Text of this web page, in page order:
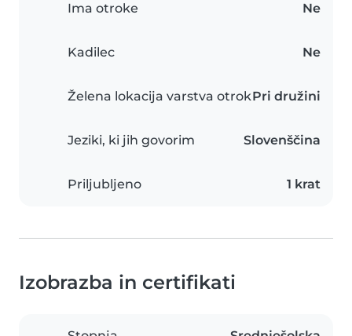
Ima otroke Ne
Kadilec Ne
Želena lokacija varstva otrokPri družini
Jeziki, ki jih govorim Slovenščina
Priljubljeno 1 krat
Izobrazba in certifikati